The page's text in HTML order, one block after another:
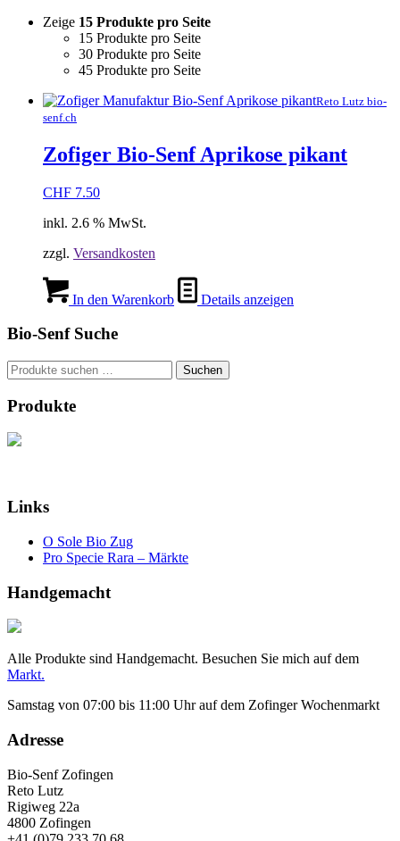
Zeige 15 Produkte pro Seite
15 Produkte pro Seite
30 Produkte pro Seite
45 Produkte pro Seite
Reto Lutz bio-
senf.ch
Zofiger Bio-Senf Aprikose pikant
CHF 7.50
inkl. 2.6 % MwSt.
zzgl. Versandkosten
In den Warenkorb Details anzeigen
Bio-Senf Suche
Suchen
nach:
Suchen
Produkte
Links
O Sole Bio Zug
Pro Specie Rara – Märkte
Handgemacht
Alle Produkte sind Handgemacht. Besuchen Sie mich auf dem
Markt.
Samstag von 07:00 bis 11:00 Uhr auf dem Zofinger Wochenmarkt
Adresse
Bio-Senf Zofingen
Reto Lutz
Rigiweg 22a
4800 Zofingen